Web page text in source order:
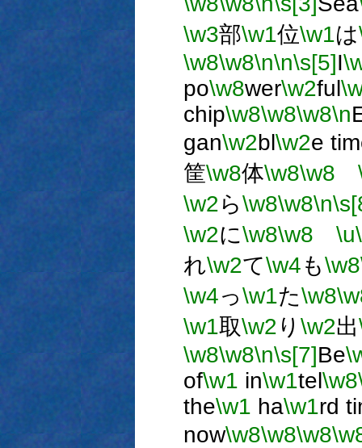
\w3部\w1位\w1は
\w8\w8\n\n\s[5]I
po\w8wer\w2ful
chip\w8\w8\w8\n
gan\w2bl\w2e
筐\w8体\w8\w8
\w2ら\w8\w8\n
\w2に\w8\w8 \u
れ\w2て\w4も\w8
\w4っ\w1た\w8
\w1取\w2 り \w2出
\w8\w8\n\s[7]Be
of\w1 in\w1tel\w8
the\w1 ha\w1rd
now\w8\w8\w8